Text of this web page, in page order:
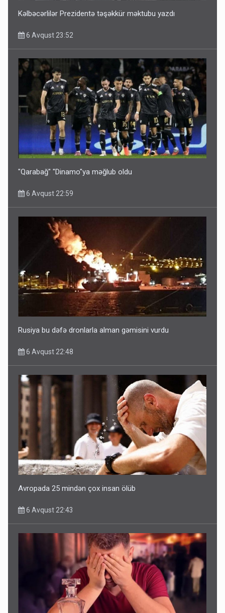
Bu ölkələrə şəxsiyyət vəsiqəsi ilə gedə biləcəksiniz -
SİYAHI
6 Avqust 10:53
Ərdoğana sui-qəsd planının iştirakçısı detalları açıqladı
Kəlbəcərlilər Prezidentə təşəkkür məktubu yazdı
6 Avqust 23:52
"Qarabağ" "Dinamo"ya məğlub oldu
6 Avqust 22:59
Rusiya bu dəfə dronlarla alman gəmisini vurdu
6 Avqust 22:48
Avropada 25 mindən çox insan ölüb
6 Avqust 22:43